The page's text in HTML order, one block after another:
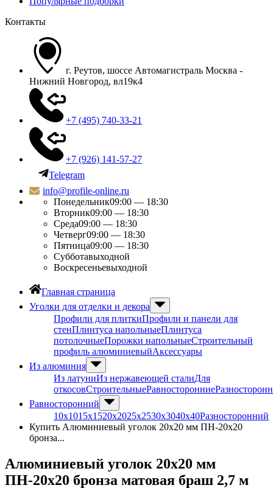
Контакты
г. Реутов, шоссе Автомагистраль Москва -
Нижний Новгород, вл19к4
+7 (495) 740-33-21
+7 (926) 141-57-27
Telegram
info@profile-online.ru
Понедельник09:00 — 18:30
Вторник09:00 — 18:30
Среда09:00 — 18:30
Четверг09:00 — 18:30
Пятница09:00 — 18:30
Субботавыходной
Воскресеньевыходной
Главная страница
Уголки для отделки и декора
Профили для плиткиПрофили и панели для
стенПлинтуса напольныеПлинтуса
потолочныеПорожки напольныеСтроительный
профиль алюминиевыйАксессуары
Из алюминия
Из латуниИз нержавеющей сталиДля
откосовСтроительныеРавносторонние
Равносторонний
10х1015х1520х2025х2530х3040х40Разносторонний
Купить Алюминиевый уголок 20х20 мм ПН-20х20
бронза...
Алюминиевый уголок 20х20 мм
ПН-20х20 бронза матовая браш 2,7 м